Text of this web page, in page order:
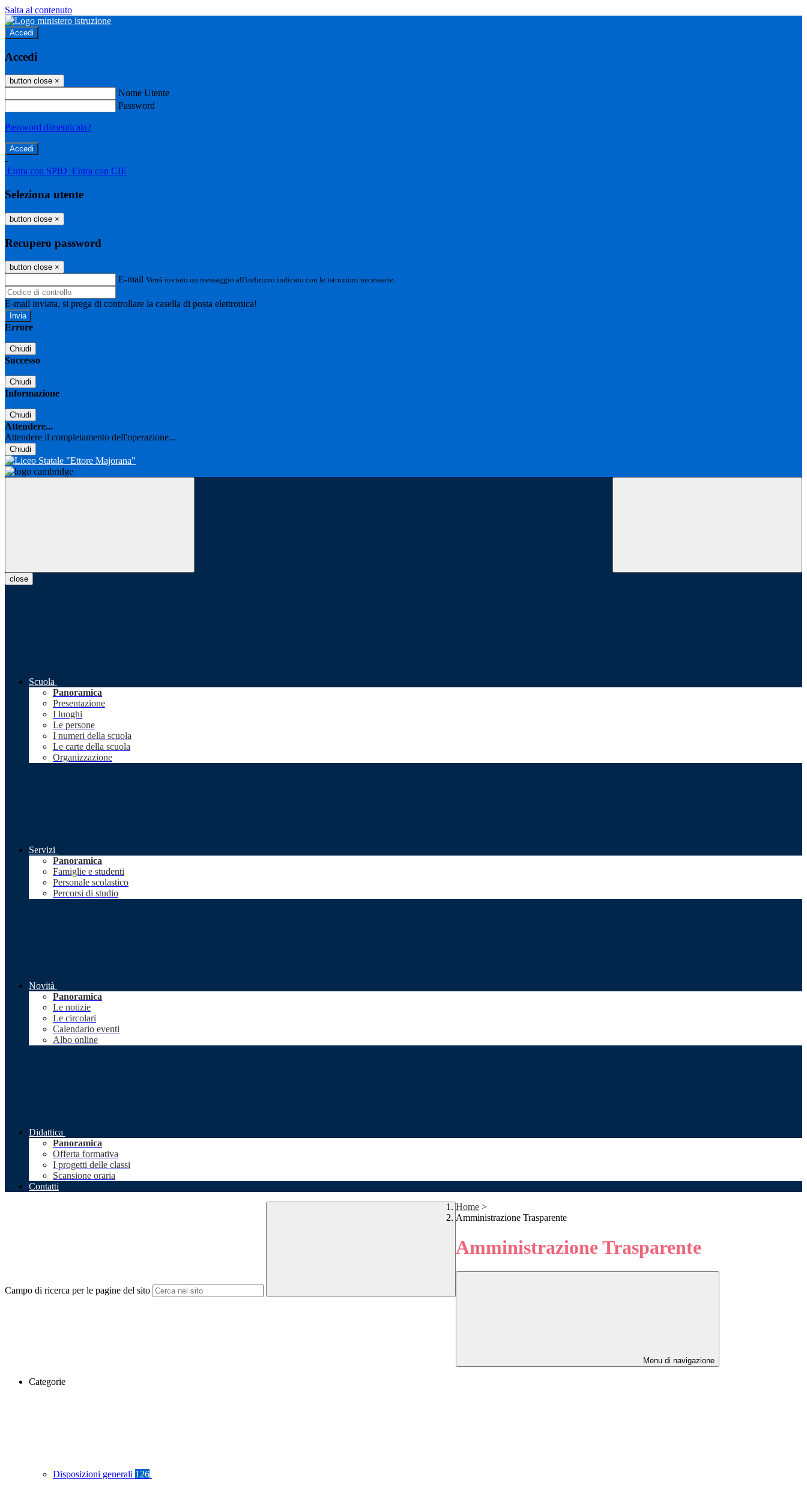
Salta al contenuto
Accedi
Accedi
button close ×
Nome Utente
Password
Password dimenticata?
-
Entra con SPID Entra con CIE
Seleziona utente
button close ×
Recupero password
button close ×
E-mail Verrà inviato un messaggio all'indirizzo indicato con le istruzioni necessarie.
E-mail inviata, si prega di controllare la casella di posta elettronica!
Errore
Chiudi
Successo
Chiudi
Informazione
Chiudi
Attendere...
Attendere il completamento dell'operazione...
Chiudi
close
Scuola
Panoramica
Presentazione
I luoghi
Le persone
I numeri della scuola
Le carte della scuola
Organizzazione
Servizi
Panoramica
Famiglie e studenti
Personale scolastico
Percorsi di studio
Novità
Panoramica
Le notizie
Le circolari
Calendario eventi
Albo online
Didattica
Panoramica
Offerta formativa
I progetti delle classi
Scansione oraria
Contatti
Campo di ricerca per le pagine del sito
Home >
Amministrazione Trasparente
Amministrazione Trasparente
Menu di navigazione
Categorie
Disposizioni generali 126